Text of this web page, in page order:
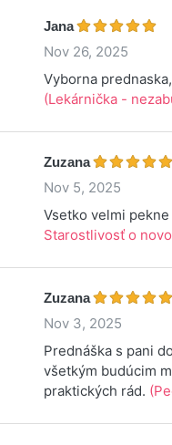
Jana
Nov 26, 2025
Vyborna
(Lekárnička -
Zuzana
Nov 5, 2025
Vsetko velmi
Starostlivosť o
Zuzana
Nov 3, 2025
Prednáška s pani
všetkým budúcim
praktických rád.